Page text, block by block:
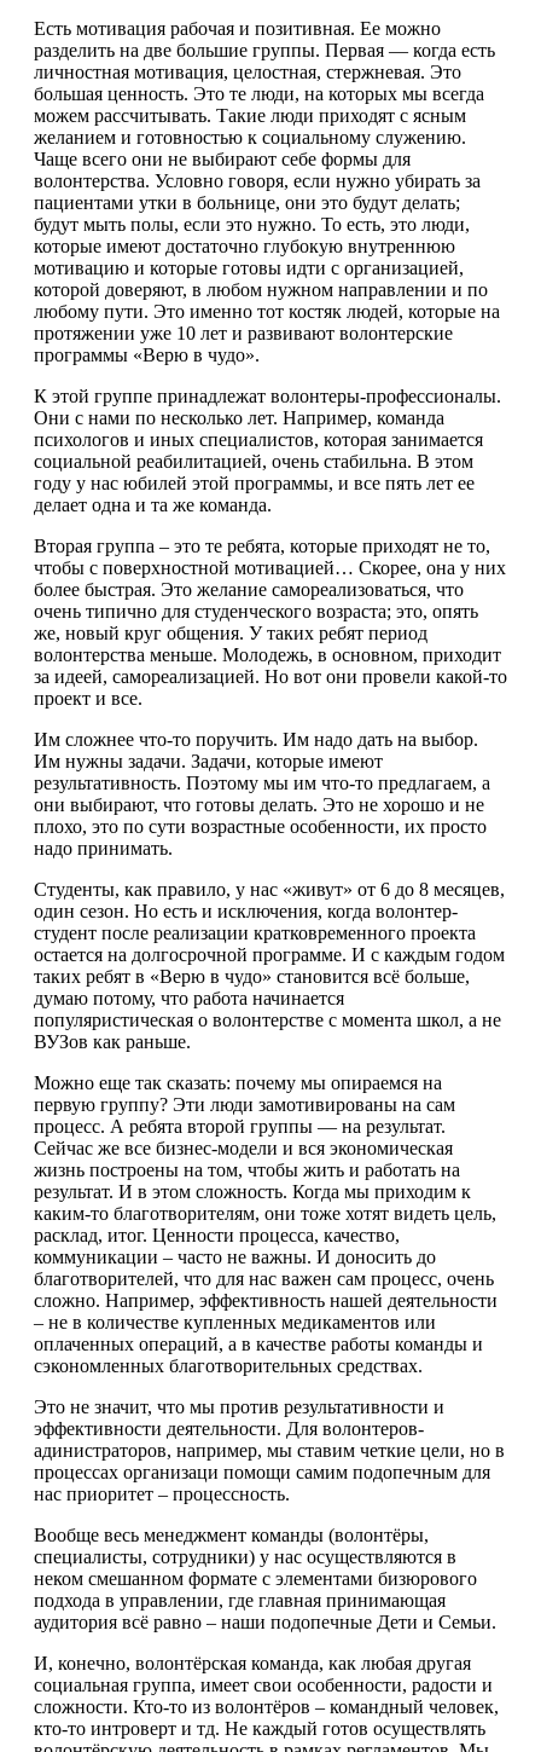
Есть мотивация рабочая и позитивная. Ее можно
разделить на две большие группы. Первая — когда есть
личностная мотивация, целостная, стержневая. Это
большая ценность. Это те люди, на которых мы всегда
можем рассчитывать. Такие люди приходят с ясным
желанием и готовностью к социальному служению.
Чаще всего они не выбирают себе формы для
волонтерства. Условно говоря, если нужно убирать за
пациентами утки в больнице, они это будут делать;
будут мыть полы, если это нужно. То есть, это люди,
которые имеют достаточно глубокую внутреннюю
мотивацию и которые готовы идти с организацией,
которой доверяют, в любом нужном направлении и по
любому пути. Это именно тот костяк людей, которые на
протяжении уже 10 лет и развивают волонтерские
программы «Верю в чудо».
К этой группе принадлежат волонтеры-профессионалы.
Они с нами по несколько лет. Например, команда
психологов и иных специалистов, которая занимается
социальной реабилитацией, очень стабильна. В этом
году у нас юбилей этой программы, и все пять лет ее
делает одна и та же команда.
Вторая группа – это те ребята, которые приходят не то,
чтобы с поверхностной мотивацией… Скорее, она у них
более быстрая. Это желание самореализоваться, что
очень типично для студенческого возраста; это, опять
же, новый круг общения. У таких ребят период
волонтерства меньше. Молодежь, в основном, приходит
за идеей, самореализацией. Но вот они провели какой-то
проект и все.
Им сложнее что-то поручить. Им надо дать на выбор.
Им нужны задачи. Задачи, которые имеют
результативность. Поэтому мы им что-то предлагаем, а
они выбирают, что готовы делать. Это не хорошо и не
плохо, это по сути возрастные особенности, их просто
надо принимать.
Студенты, как правило, у нас «живут» от 6 до 8 месяцев,
один сезон. Но есть и исключения, когда волонтер-
студент после реализации кратковременного проекта
остается на долгосрочной программе. И с каждым годом
таких ребят в «Верю в чудо» становится всё больше,
думаю потому, что работа начинается
популяристическая о волонтерстве с момента школ, а не
ВУЗов как раньше.
Можно еще так сказать: почему мы опираемся на
первую группу? Эти люди замотивированы на сам
процесс. А ребята второй группы — на результат.
Сейчас же все бизнес-модели и вся экономическая
жизнь построены на том, чтобы жить и работать на
результат. И в этом сложность. Когда мы приходим к
каким-то благотворителям, они тоже хотят видеть цель,
расклад, итог. Ценности процесса, качество,
коммуникации – часто не важны. И доносить до
благотворителей, что для нас важен сам процесс, очень
сложно. Например, эффективность нашей деятельности
– не в количестве купленных медикаментов или
оплаченных операций, а в качестве работы команды и
сэкономленных благотворительных средствах.
Это не значит, что мы против результативности и
эффективности деятельности. Для волонтеров-
адинистраторов, например, мы ставим четкие цели, но в
процессах организаци помощи самим подопечным для
нас приоритет – процессность.
Вообще весь менеджмент команды (волонтёры,
специалисты, сотрудники) у нас осуществляются в
неком смешанном формате с элементами бизюрового
подхода в управлении, где главная принимающая
аудитория всё равно – наши подопечные Дети и Семьи.
И, конечно, волонтёрская команда, как любая другая
социальная группа, имеет свои особенности, радости и
сложности. Кто-то из волонтёров – командный человек,
кто-то интроверт и тд. Не каждый готов осуществлять